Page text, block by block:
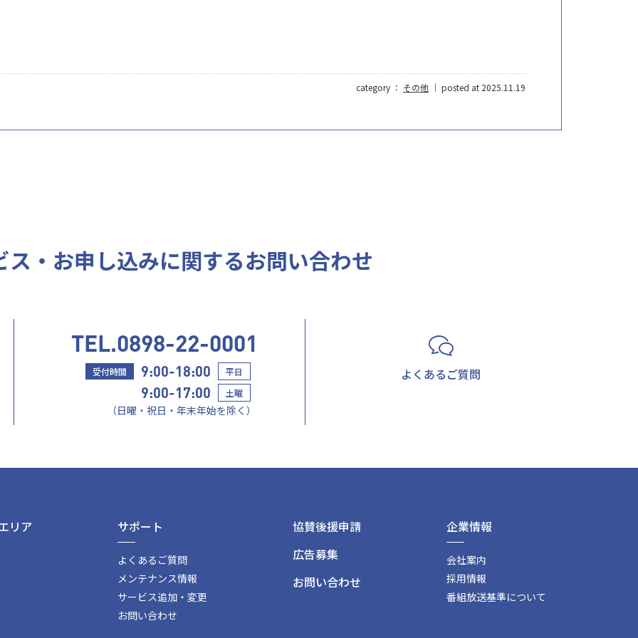
category ： その他 ｜ posted at 2025.11.19
ス・お申し込みに関するお問い合わせ
TEL.0898-22-0001
受付時間 9:00-18:00 平日
9:00-17:00 土曜
（日曜・祝日・年末年始を除く）
よくあるご質問
リア サポート
よくあるご質問
メンテナンス情報
サービス追加・変更
お問い合わせ
協賛後援申請
広告募集
お問い合わせ
企業情報
会社案内
採用情報
番組放送基準について